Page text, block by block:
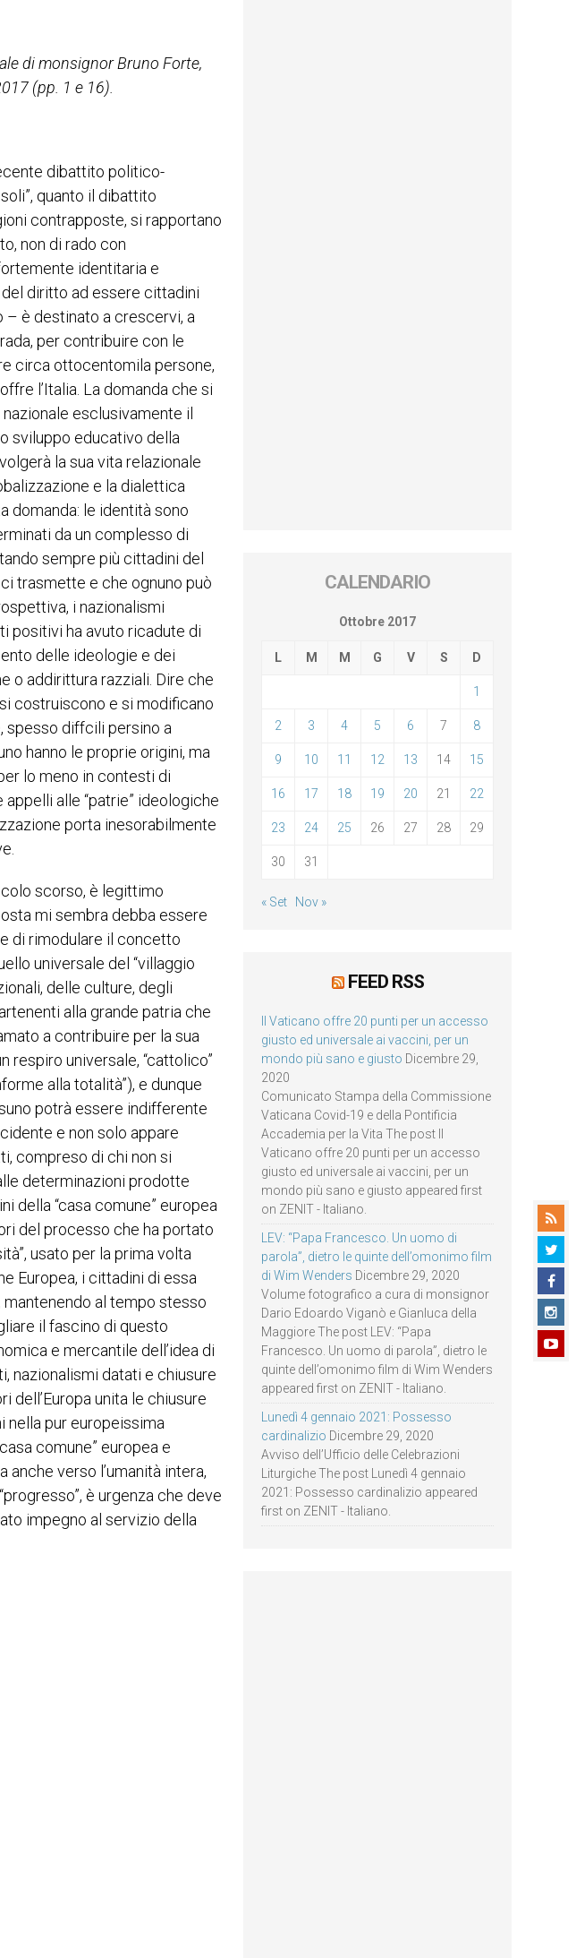
di monsignor Bruno Forte,
(pp. 1 e 16).
dibattito politico-
quanto il dibattito
contrapposte, si rapportano
non di rado con
identitaria e
diritto ad essere cittadini
– è destinato a crescervi, a
per contribuire con le
circa ottocentomila persone,
l’Italia. La domanda che si
esclusivamente il
sviluppo educativo della
la sua vita relazionale
e la dialettica
domanda: le identità sono
da un complesso di
sempre più cittadini del
trasmette e che ognuno può
i nazionalismi
positivi ha avuto ricadute di
delle ideologie e dei
o addirittura razziali. Dire che
costruiscono e si modificano
spesso diffcili persino a
hanno le proprie origini, ma
lo meno in contesti di
alle “patrie” ideologiche
porta inesorabilmente
scorso, è legittimo
mi sembra debba essere
di rimodulare il concetto
universale del “villaggio
delle culture, degli
alla grande patria che
a contribuire per la sua
respiro universale, “cattolico”
alla totalità”), e dunque
potrà essere indifferente
e non solo appare
compreso di chi non si
determinazioni prodotte
della “casa comune” europea
del processo che ha portato
usato per la prima volta
Europea, i cittadini di essa
al tempo stesso
il fascino di questo
e mercantile dell’idea di
nazionalismi datati e chiusure
dell’Europa unita le chiusure
nella pur europeissima
comune” europea e
verso l’umanità intera,
è urgenza che deve
impegno al servizio della
CALENDARIO
Ottobre 2017
L M M G V S D
1
2 3 4 5 6 7 8
9 10 11 12 13 14 15
16 17 18 19 20 21 22
23 24 25 26 27 28 29
30 31
« Set Nov »
FEED RSS
Il Vaticano offre 20 punti per un accesso
giusto ed universale ai vaccini, per un
mondo più sano e giusto Dicembre 29,
2020
Comunicato Stampa della Commissione
Vaticana Covid-19 e della Pontificia
Accademia per la Vita The post Il
Vaticano offre 20 punti per un accesso
giusto ed universale ai vaccini, per un
mondo più sano e giusto appeared first
on ZENIT - Italiano.
LEV: “Papa Francesco. Un uomo di
parola”, dietro le quinte dell’omonimo film
di Wim Wenders Dicembre 29, 2020
Volume fotografico a cura di monsignor
Dario Edoardo Viganò e Gianluca della
Maggiore The post LEV: “Papa
Francesco. Un uomo di parola”, dietro le
quinte dell’omonimo film di Wim Wenders
appeared first on ZENIT - Italiano.
Lunedì 4 gennaio 2021: Possesso
cardinalizio Dicembre 29, 2020
Avviso dell’Ufficio delle Celebrazioni
Liturgiche The post Lunedì 4 gennaio
2021: Possesso cardinalizio appeared
first on ZENIT - Italiano.